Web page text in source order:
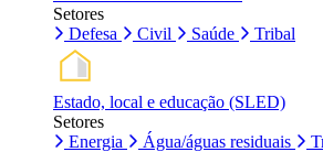
Setores
Defesa
Civil Saúde Tribal
Estado, local e educação (SLED)
Setores
Energia
Água/águas residuais